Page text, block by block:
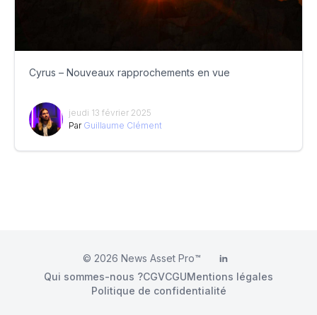
Cyrus – Nouveaux rapprochements en vue
jeudi 13 février 2025
Par Guillaume Clément
© 2026 News Asset Pro™ LinkedIn
Qui sommes-nous ?CGVCGUMentions légales
Politique de confidentialité